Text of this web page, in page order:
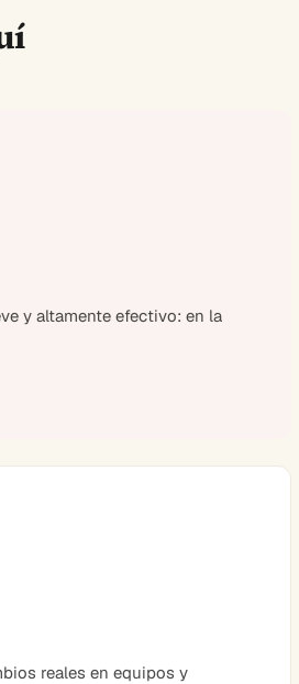
y altamente efectivo: en la
reales en equipos y